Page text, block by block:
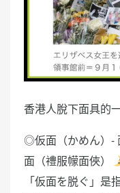
香港人脫下面具的
◎仮面（かめん）-
面（禮服幪面俠）
「仮面を脱ぐ」是